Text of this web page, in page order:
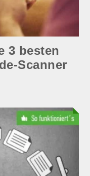
3 besten
Scanner